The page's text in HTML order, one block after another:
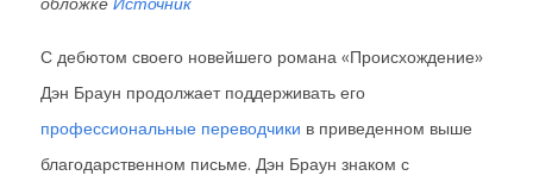
С дебютом своего новейшего романа «Происхождение»
Дэн Браун продолжает поддерживать его
профессиональные переводчики в приведенном выше
благодарственном письме. Дэн Браун знаком с